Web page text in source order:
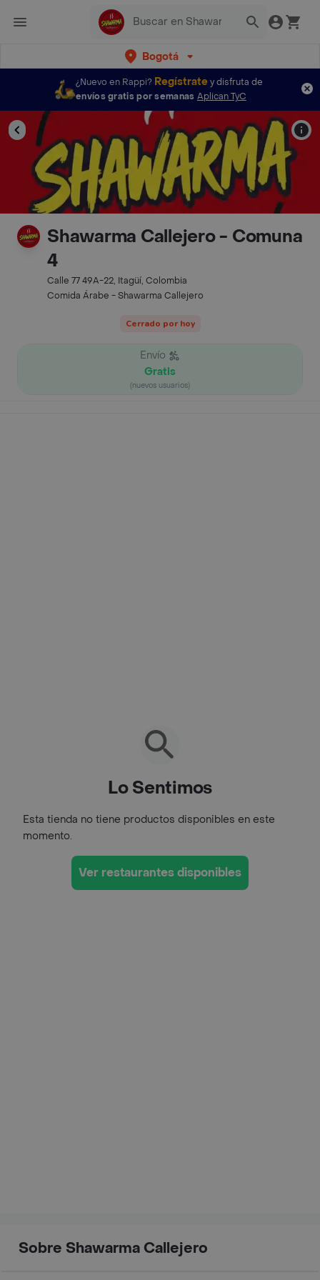
Bogotá
¿Nuevo en Rappi? Regístratey disfruta de
envíos gratis por semanas Aplican TyC
Shawarma Callejero - Comuna
4
Calle 77 49A-22, Itagüí, Colombia
Comida Árabe - Shawarma Callejero
Cerrado por hoy
Envío
Gratis
(nuevos usuarios)
Lo Sentimos
Esta tienda no tiene productos disponibles en este
momento.
Ver restaurantes disponibles
Sobre Shawarma Callejero